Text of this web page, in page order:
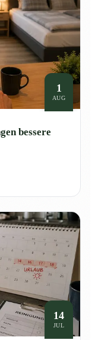
1
AUG
bessere
14
JUL